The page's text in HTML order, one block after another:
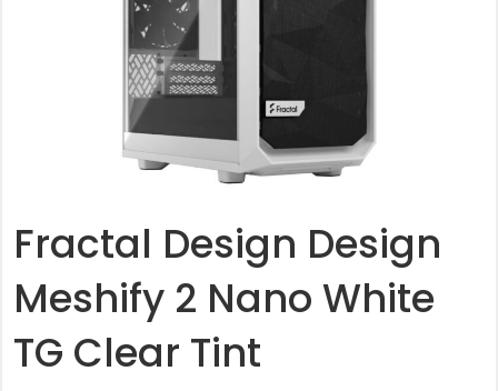
Fractal Design Design
Meshify 2 Nano White
TG Clear Tint